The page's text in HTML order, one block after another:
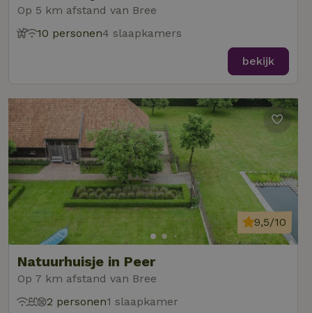
Op 5 km afstand van Bree
10 personen4 slaapkamers
bekijk
Natuurhuisje in Peer
Op 7 km afstand van Bree
9,5/10
2 personen1 slaapkamer